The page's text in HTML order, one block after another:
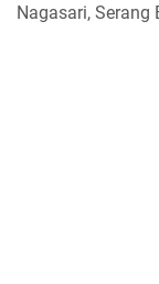
Nagasari, Serang